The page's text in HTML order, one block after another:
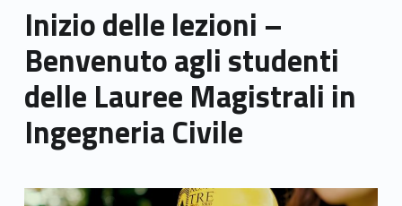
Inizio delle lezioni –
Benvenuto agli studenti
delle Lauree Magistrali in
Ingegneria Civile
Link identifier archive #link-archive-thumb-soap-66136